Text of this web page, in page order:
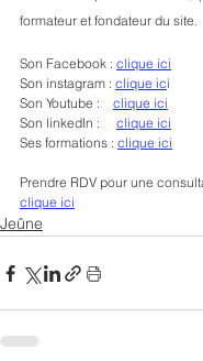
formateur et fondateur du site.
Son Facebook : clique ici
Son instagram : clique ici
Son Youtube : clique ici
Son linkedIn : clique ici
Ses formations : clique ici
Prendre RDV pour une
clique ici
Jeûne